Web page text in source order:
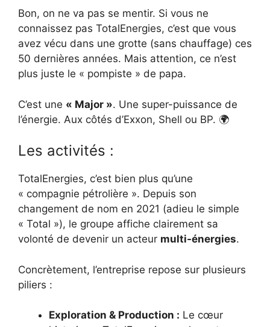
Bon, on ne va pas se mentir. Si vous ne
connaissez pas TotalEnergies, c’est que vous
avez vécu dans une grotte (sans chauffage) ces
50 dernières années. Mais attention, ce n’est
plus juste le « pompiste » de papa.
C’est une « Major ». Une super-puissance de
l’énergie. Aux côtés d’Exxon, Shell ou BP. 🌍
Les activités :
TotalEnergies, c’est bien plus qu’une
« compagnie pétrolière ». Depuis son
changement de nom en 2021 (adieu le simple
« Total »), le groupe affiche clairement sa
volonté de devenir un acteur multi-énergies.
Concrètement, l’entreprise repose sur plusieurs
piliers :
Exploration & Production : Le cœur